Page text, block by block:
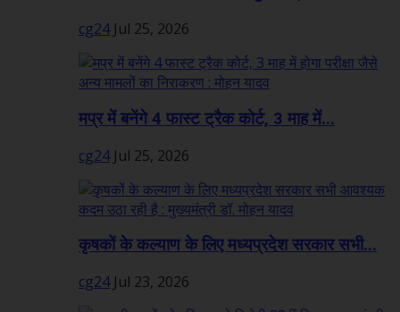
cg24 Jul 25, 2026
मप्र में बनेंगे 4 फास्ट ट्रैक कोर्ट, 3 माह में...
cg24 Jul 25, 2026
कृषकों के कल्याण के लिए मध्यप्रदेश सरकार सभी...
cg24 Jul 23, 2026